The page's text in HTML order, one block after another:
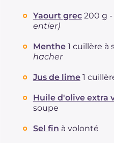
Yaourt grec 200 g -
entier)
Menthe 1 cuillère à
hacher
Jus de lime 1
Huile d'olive extra
soupe
Sel fin à volonté